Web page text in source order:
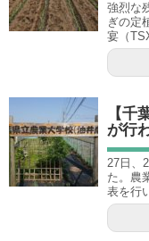
強烈な
ぎの定
宴（
【千
が行
27日、
た。農
表を行